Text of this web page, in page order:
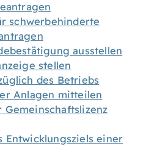
schwerbehinderte
ausstellen
stellen
des Betriebs
Anlagen mitteilen
Entwicklungsziels einer